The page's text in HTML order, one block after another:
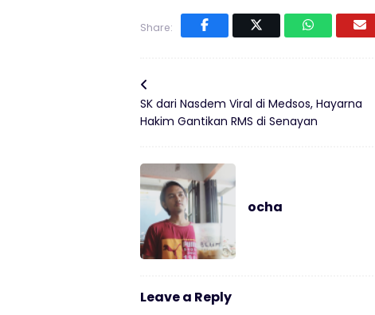
Share:
SK dari Nasdem Viral di Medsos, Hayarna
Hakim Gantikan RMS di Senayan
ocha
Leave a Reply